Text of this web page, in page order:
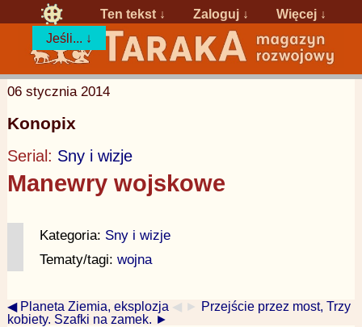
Ten tekst ↓ Zaloguj ↓
Więcej ↓
Jeśli... ↓
06 stycznia 2014
Konopix
Serial: Sny i wizje
Manewry wojskowe
Kategoria: Sny i wizje
Tematy/tagi: wojna
◀ Planeta Ziemia, eksplozja ◀ ► Przejście przez most, Trzy
kobiety. Szafki na zamek. ►